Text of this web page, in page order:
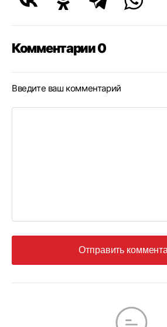
Комментарии 0
Введите ваш комментарий
Отправить